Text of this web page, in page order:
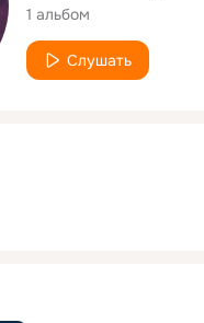
1 альбом
Слушать